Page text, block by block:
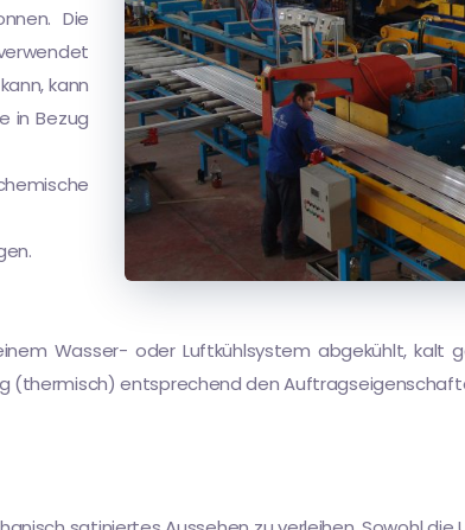
Die
kann
in Bezug
Wasser- oder Luftkühlsystem abgekühlt, kalt
(thermisch) entsprechend den